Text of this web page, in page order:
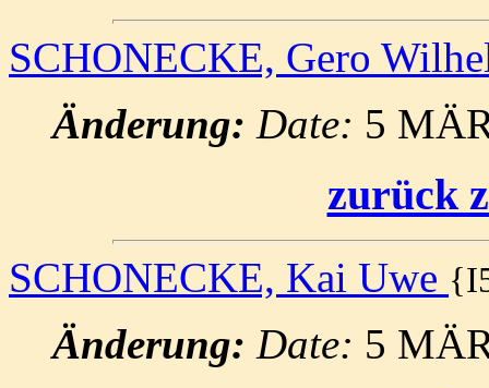
SCHONECKE, Gero
Änderung: Date: 5
zurück
SCHONECKE, Kai Uwe
Änderung: Date: 5